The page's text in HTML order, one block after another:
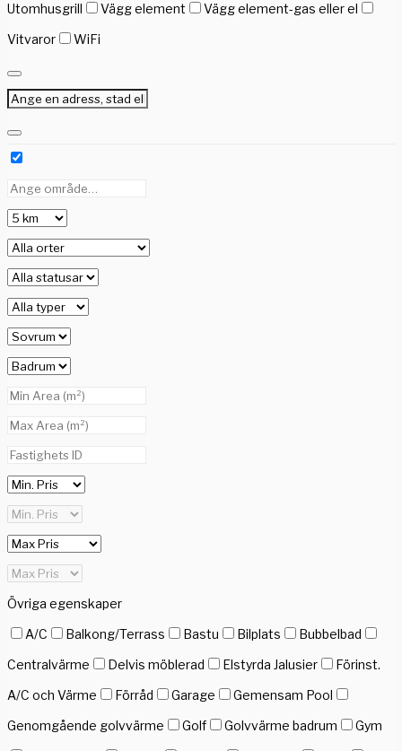
Utomhusgrill
Vägg element
Vägg element-gas eller el
Vitvaror
WiFi
Övriga egenskaper
A/C
Balkong/Terrass Bastu Bilplats
Bubbelbad
Centralvärme
Delvis möblerad Elstyrda Jalusier
Förinst.
A/C och Värme
Förråd Garage
Gemensam Pool
Genomgående golvvärme
Golf Golvvärme badrum
Gym